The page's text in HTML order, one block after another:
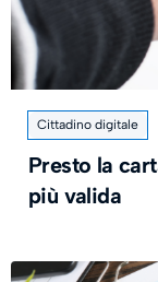
Cittadino digitale
Presto la
più valida